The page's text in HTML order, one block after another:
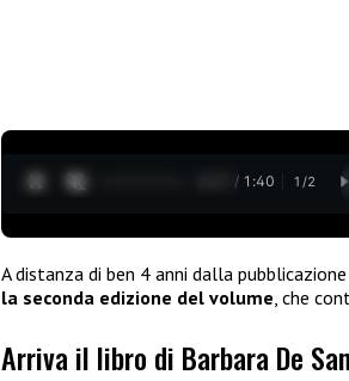
0:28 / 1:40 1 /2
A distanza di ben 4 anni dalla
la seconda edizione del volume , che
Arriva il libro di Barbara De